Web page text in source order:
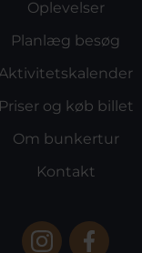
Oplevelser
Planlæg besøg
Priser og køb billet
Om bunkertur
Kontakt